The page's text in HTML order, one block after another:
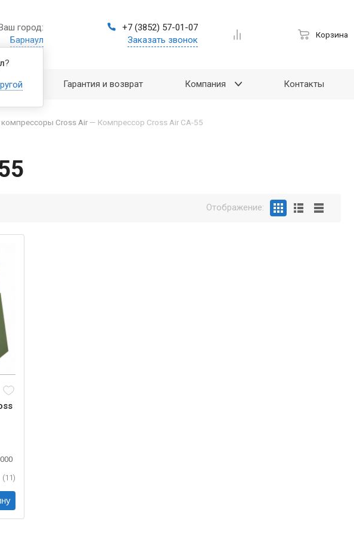
Ваш город:
Барнаул
?
+7 (3852) 57-01-07
Заказать звонок
Корзина
Гарантия и возврат Компания Контакты
Cross Air — Компрессор Cross Air CA-55
Отображение:
(11)